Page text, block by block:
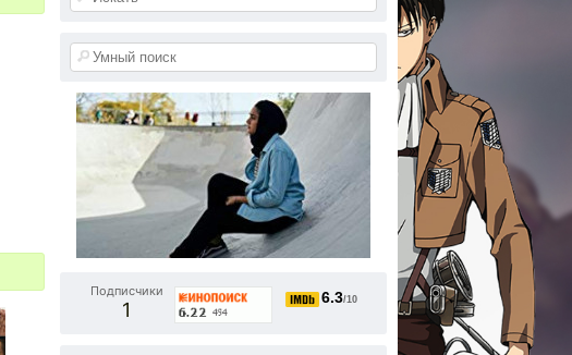
Подписчики
1
6.3/10